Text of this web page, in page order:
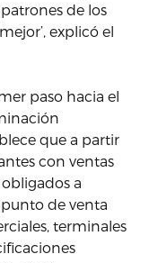
de los
explicó el
paso hacia el
que a partir
con ventas
a
de venta
terminales